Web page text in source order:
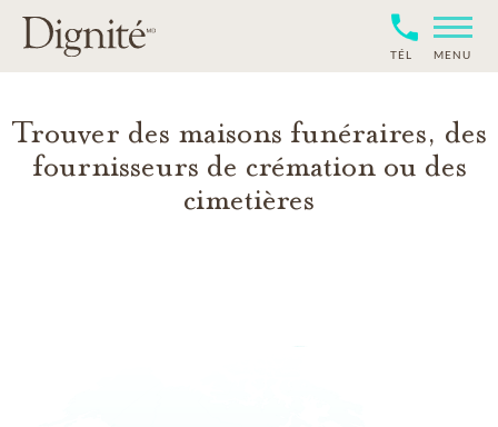
MENU
TÉL
Trouver des maisons funéraires, des
fournisseurs de crémation ou des
cimetières